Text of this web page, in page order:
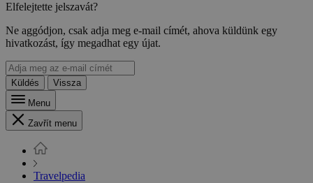
Elfelejtette jelszavát?
Ne aggódjon, csak adja meg e-mail címét, ahova küldünk egy
hivatkozást, így megadhat egy újat.
Küldés
Vissza
Menu
Zavřít menu
Travelpedia